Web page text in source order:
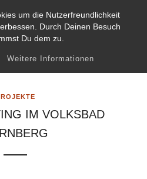
um die Nutzerfreundlichkeit
Durch Deinen Besuch
Du dem zu.
Weitere Informationen
IM VOLKSBAD